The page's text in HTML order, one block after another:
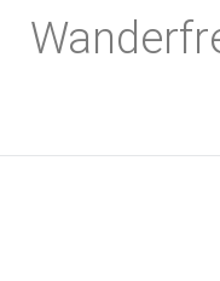
Inhalt